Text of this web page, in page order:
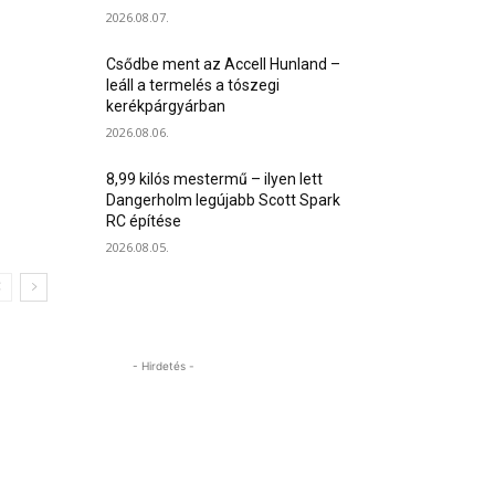
2026.08.07.
Csődbe ment az Accell Hunland –
leáll a termelés a tószegi
kerékpárgyárban
2026.08.06.
8,99 kilós mestermű – ilyen lett
Dangerholm legújabb Scott Spark
RC építése
2026.08.05.
- Hirdetés -